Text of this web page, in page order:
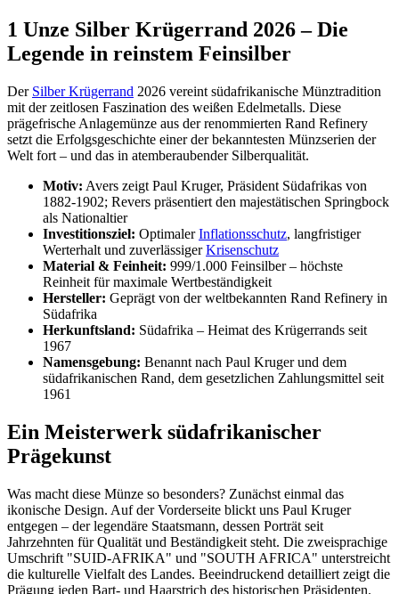
1 Unze Silber Krügerrand 2026 – Die
Legende in reinstem Feinsilber
Der Silber Krügerrand 2026 vereint südafrikanische Münztradition
mit der zeitlosen Faszination des weißen Edelmetalls. Diese
prägefrische Anlagemünze aus der renommierten Rand Refinery
setzt die Erfolgsgeschichte einer der bekanntesten Münzserien der
Welt fort – und das in atemberaubender Silberqualität.
Motiv: Avers zeigt Paul Kruger, Präsident Südafrikas von
1882-1902; Revers präsentiert den majestätischen Springbock
als Nationaltier
Investitionsziel: OptimalerInflationsschutz, langfristiger
Werterhalt und zuverlässigerKrisenschutz
Material & Feinheit: 999/1.000 Feinsilber – höchste
Reinheit für maximale Wertbeständigkeit
Hersteller: Geprägt von der weltbekannten Rand Refinery in
Südafrika
Herkunftsland: Südafrika – Heimat des Krügerrands seit
1967
Namensgebung: Benannt nach Paul Kruger und dem
südafrikanischen Rand, dem gesetzlichen Zahlungsmittel seit
1961
Ein Meisterwerk südafrikanischer
Prägekunst
Was macht diese Münze so besonders? Zunächst einmal das
ikonische Design. Auf der Vorderseite blickt uns Paul Kruger
entgegen – der legendäre Staatsmann, dessen Porträt seit
Jahrzehnten für Qualität und Beständigkeit steht. Die zweisprachige
Umschrift "SUID-AFRIKA" und "SOUTH AFRICA" unterstreicht
die kulturelle Vielfalt des Landes. Beeindruckend detailliert zeigt die
Prägung jeden Bart- und Haarstrich des historischen Präsidenten.